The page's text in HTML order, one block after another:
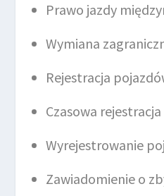
Prawo jazdy
Wymiana
Rejestracja
Czasowa
Wyrejestrowanie
Zawiadomienie o